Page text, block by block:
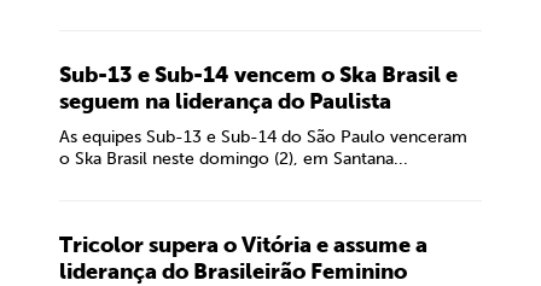
Sub-13 e Sub-14 vencem o Ska Brasil e
seguem na liderança do Paulista
As equipes Sub-13 e Sub-14 do São Paulo venceram
o Ska Brasil neste domingo (2), em Santana...
Tricolor supera o Vitória e assume a
liderança do Brasileirão Feminino